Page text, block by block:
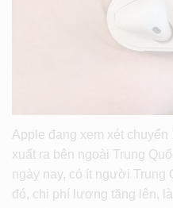
Apple đang xem xét
xuất ra bên ngoài Trung
ngày nay, có ít người Trung
đó, chi phí lương tăng lên,